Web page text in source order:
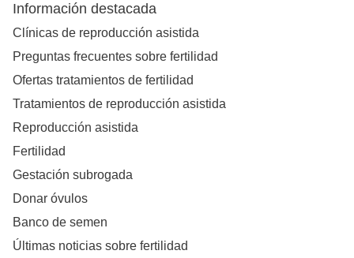
Información destacada
Clínicas de reproducción asistida
Preguntas frecuentes sobre fertilidad
Ofertas tratamientos de fertilidad
Tratamientos de reproducción asistida
Reproducción asistida
Fertilidad
Gestación subrogada
Donar óvulos
Banco de semen
Últimas noticias sobre fertilidad